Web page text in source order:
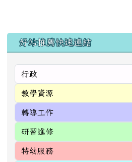
左邊區域內容
好站推薦快速連結